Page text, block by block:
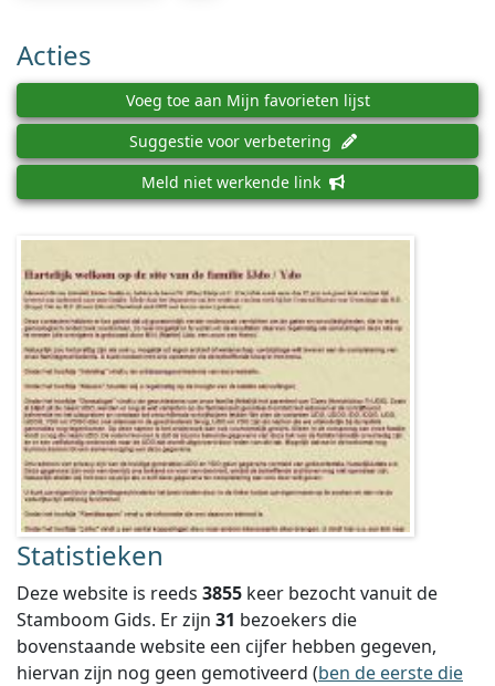
Acties
Voeg toe aan Mijn favorieten lijst
Suggestie voor verbetering
Meld niet werkende link
Statistieken
Deze website is reeds 3855 keer bezocht vanuit de
Stamboom Gids. Er zijn 31 bezoekers die
bovenstaande website een cijfer hebben gegeven,
hiervan zijn nog geen gemotiveerd (ben de eerste die